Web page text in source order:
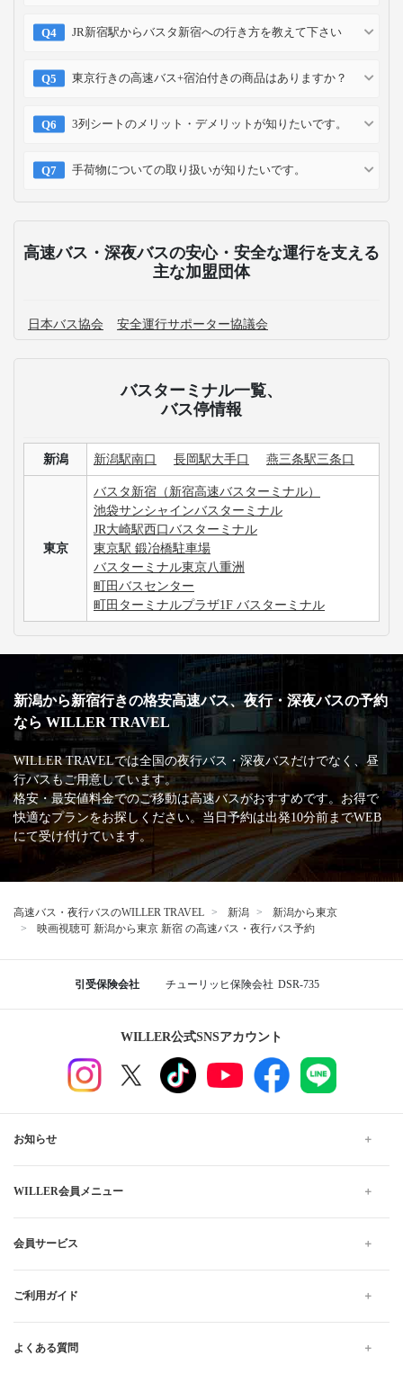
JR新宿駅からバスタ新宿への行き方を教えて下さい
東京行きの高速バス+宿泊付きの商品はありますか？
3列シートのメリット・デメリットが知りたいです。
手荷物についての取り扱いが知りたいです。
高速バス・深夜バスの安心・安全な運行を支える
主な加盟団体
日本バス協会 安全運行サポーター協議会
バスターミナル一覧、
バス停情報
新潟 新潟駅南口 長岡駅大手口 燕三条駅三条口
東京
バスタ新宿（新宿高速バスターミナル）
池袋サンシャインバスターミナル
JR大崎駅西口バスターミナル
東京駅 鍛冶橋駐車場
バスターミナル東京八重洲
町田バスセンター
町田ターミナルプラザ1F バスターミナル
新潟から新宿行きの格安高速バス、夜行・深夜バスの予約
なら WILLER TRAVEL
WILLER TRAVELでは全国の夜行バス・深夜バスだけでなく、昼
行バスもご用意しています。
格安・最安値料金でのご移動は高速バスがおすすめです。お得で
快適なプランをお探しください。当日予約は出発10分前までWEB
にて受け付けています。
高速バス・夜行バスのWILLER TRAVEL 新潟
新潟から東京
映画視聴可 新潟から東京 新宿 の高速バス・夜行バス予約
引受保険会社 チューリッヒ保険会社 DSR-735
WILLER公式SNSアカウント
お知らせ
WILLER会員メニュー
会員サービス
ご利用ガイド
よくある質問